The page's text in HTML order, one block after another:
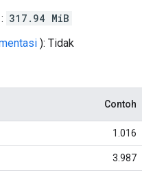
: 317.94 MiB
): Tidak
Contoh
1.016
3.987